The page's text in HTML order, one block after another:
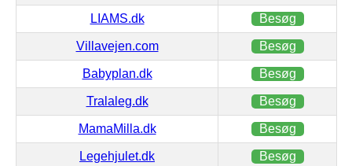
LIAMS.dk Besøg
Villavejen.com Besøg
Babyplan.dk Besøg
Tralaleg.dk Besøg
MamaMilla.dk Besøg
Legehjulet.dk Besøg